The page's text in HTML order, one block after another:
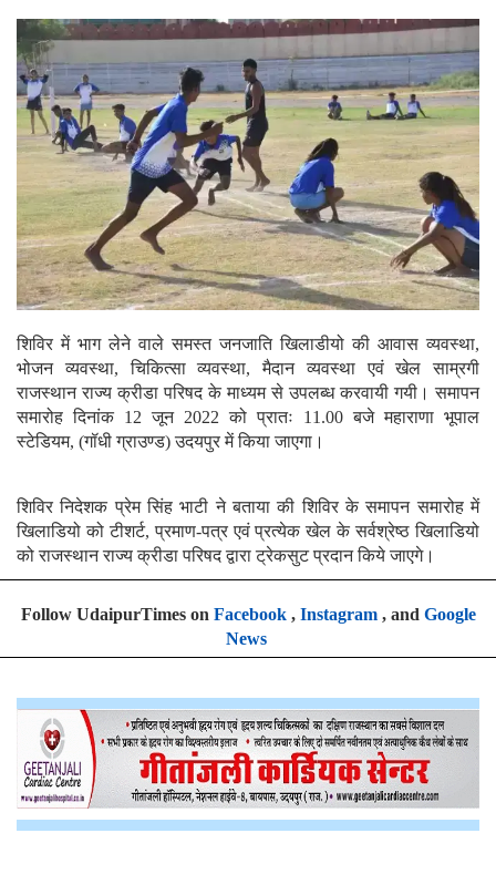
शिविर में भाग लेने वाले समस्त जनजाति खिलाडीयो की आवास व्यवस्था,
भोजन व्यवस्था, चिकित्सा व्यवस्था, मैदान व्यवस्था एवं खेल साम्रगी
राजस्थान राज्य क्रीडा परिषद के माध्यम से उपलब्ध करवायी गयी। समापन
समारोह दिनांक 12 जून 2022 को प्रातः 11.00 बजे महाराणा भूपाल
स्टेडियम, (गॉधी ग्राउण्ड) उदयपुर में किया जाएगा।
शिविर निदेशक प्रेम सिंह भाटी ने बताया की शिविर के समापन समारोह में
खिलाडियो को टीशर्ट, प्रमाण-पत्र एवं प्रत्येक खेल के सर्वश्रेष्ठ खिलाडियो
को राजस्थान राज्य क्रीडा परिषद द्वारा ट्रेकसुट प्रदान किये जाएगे।
Follow UdaipurTimes on Facebook, Instagram, and Google
News